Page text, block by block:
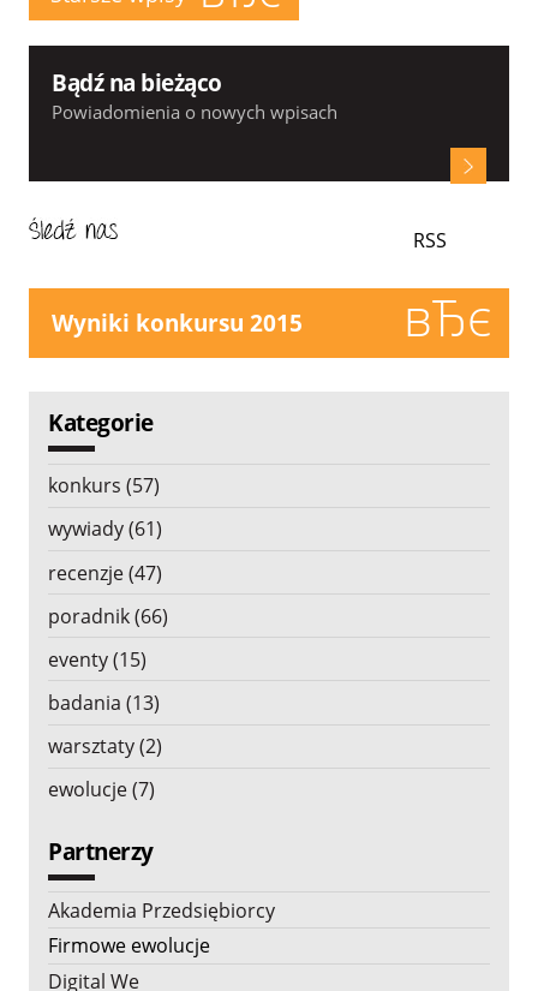
Bądź na bieżąco
Powiadomienia o nowych wpisach
RSS
Wyniki konkursu 2015
Kategorie
konkurs (57)
wywiady (61)
recenzje (47)
poradnik (66)
eventy (15)
badania (13)
warsztaty (2)
ewolucje (7)
Partnerzy
Akademia Przedsiębiorcy
Firmowe ewolucje
Digital We